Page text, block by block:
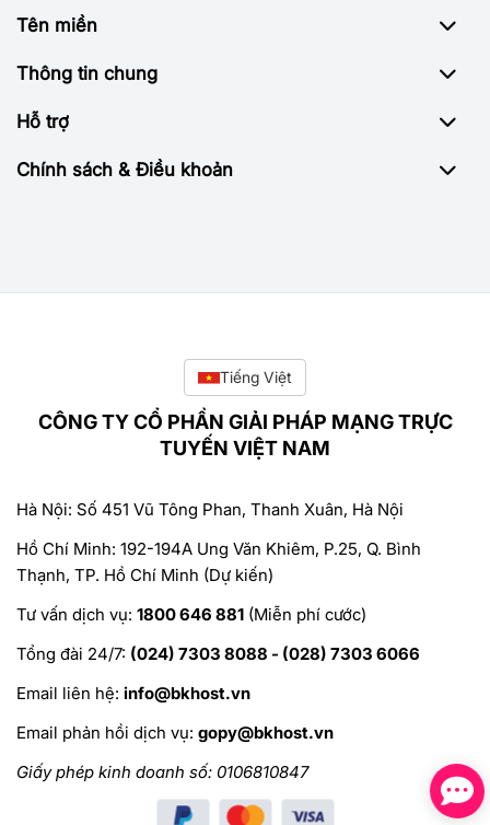
Tên miền
Thông tin chung
Hỗ trợ
Chính sách & Điều khoản
Tiếng Việt
CÔNG TY CỔ PHẦN GIẢI PHÁP MẠNG TRỰC
TUYẾN VIỆT NAM
Hà Nội: Số 451 Vũ Tông Phan, Thanh Xuân, Hà Nội
Hồ Chí Minh: 192-194A Ung Văn Khiêm, P.25, Q. Bình
Thạnh, TP. Hồ Chí Minh (Dự kiến)
Tư vấn dịch vụ: 1800 646 881 (Miễn phí cước)
Tổng đài 24/7: (024) 7303 8088 - (028) 7303 6066
Email liên hệ: info@bkhost.vn
Email phản hồi dịch vụ: gopy@bkhost.vn
Giấy phép kinh doanh số: 0106810847